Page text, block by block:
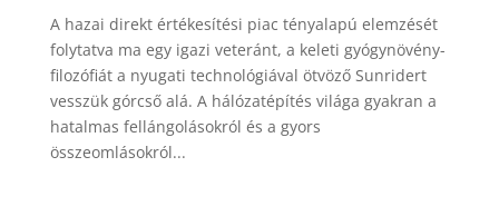
A hazai direkt értékesítési piac tényalapú elemzését
folytatva ma egy igazi veteránt, a keleti gyógynövény-
filozófiát a nyugati technológiával ötvöző Sunridert
vesszük górcső alá. A hálózatépítés világa gyakran a
hatalmas fellángolásokról és a gyors
összeomlásokról...